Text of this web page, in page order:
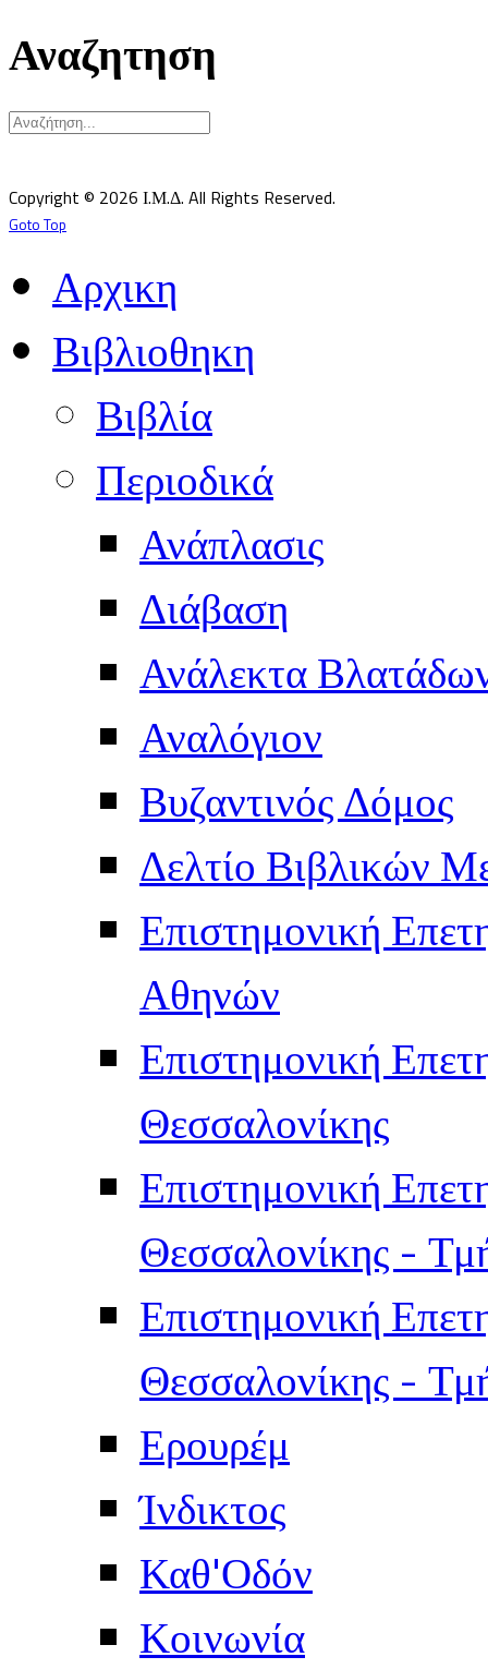
Αναζητηση
Copyright © 2026 Ι.Μ.Δ. All Rights Reserved.
Goto Top
Αρχικη
Βιβλιοθηκη
Βιβλία
Περιοδικά
Ανάπλασις
Διάβαση
Ανάλεκτα
Αναλόγιον
Βυζαντινός Δόμος
Δελτίο Βιβλικών
Επιστημονική
Αθηνών
Επιστημονική
Θεσσαλονίκης
Επιστημονική
Θεσσαλονίκης -
Επιστημονική
Θεσσαλονίκης -
Ερουρέμ
Ίνδικτος
Καθ'Οδόν
Κοινωνία